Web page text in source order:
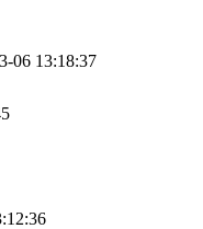
06 13:18:37